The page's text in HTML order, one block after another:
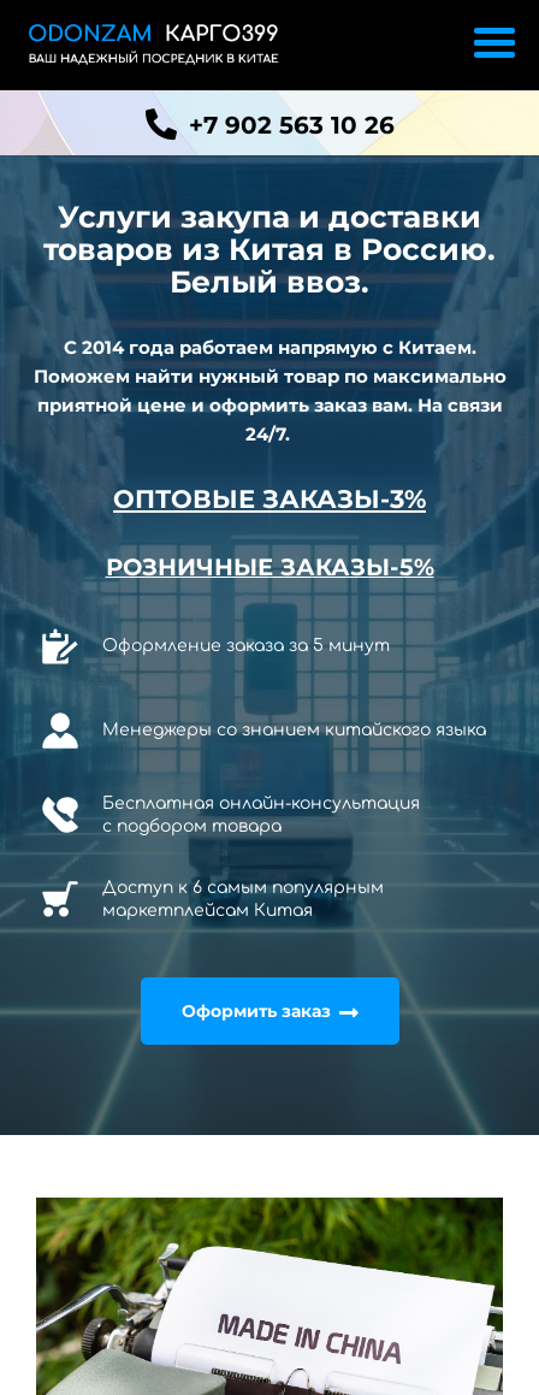
+7 902 563 10 26
Услуги закупа и доставки
товаров из Китая в Россию.
Белый ввоз.
С 2014 года работаем напрямую с Китаем.
Поможем найти нужный товар по максимально
приятной цене и оформить заказ вам. На связи
24/7.
ОПТОВЫЕ ЗАКАЗЫ-3%
РОЗНИЧНЫЕ ЗАКАЗЫ-5%
Оформление заказа за 5 минут
Менеджеры со знанием китайского языка
Бесплатная онлайн-консультация
с подбором товара
Доступ к 6 самым популярным
маркетплейсам Китая
Оформить заказ